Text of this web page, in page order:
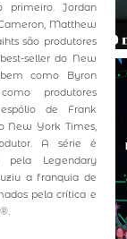
primeiro. Jordan
Matthew
são produtores
seller do New
como Byron
produtores
de Frank
New York Times,
A série é
Legendary
a franquia de
pela crítica e